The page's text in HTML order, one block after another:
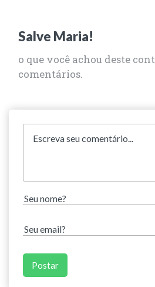
Salve Maria!
o que você achou deste
comentários.